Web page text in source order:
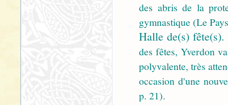
des abris de la
gymnastique (Le
Halle de(s) fête(s).
des fêtes, Yverdon
polyvalente, très
occasion d'une
p. 21).